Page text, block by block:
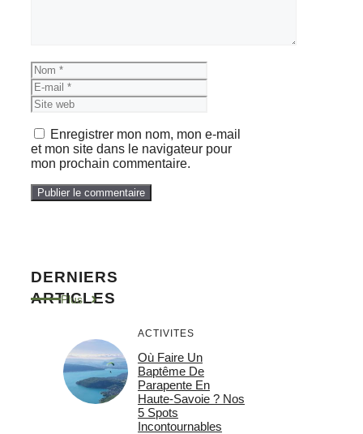
Nom
mail
web
Enregistrer mon nom, mon e-mail
et mon site dans le navigateur pour
mon prochain commentaire.
DERNIERS
ARTICLES
Plus
ACTIVITES
Où Faire Un
Baptême De
Parapente En
Haute-Savoie ? Nos
5 Spots
Incontournables